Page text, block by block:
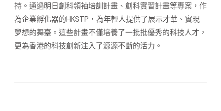
持。通過明日創科領袖培訓計畫、創科實習計畫等專案，作
為企業孵化器的HKSTP，為年輕人提供了展示才華、實現
夢想的舞臺。這些計畫不僅培養了一批批優秀的科技人才，
更為香港的科技創新注入了源源不斷的活力。